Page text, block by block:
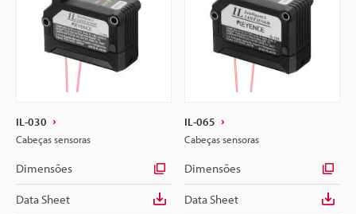
IL-030
Cabeças sensoras
Dimensões
Data Sheet
IL-065
Cabeças sensoras
Dimensões
Data Sheet